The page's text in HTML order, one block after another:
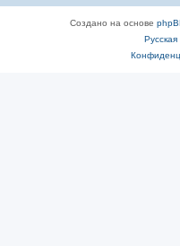
Создано на основе